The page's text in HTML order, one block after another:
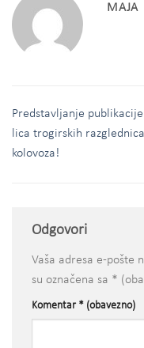
MAJA
Predstavljanje
lica trogirskih
kolovoza!
Odgovori
Vaša adresa e-pošte
su označena sa *
Komentar * (obavezno)